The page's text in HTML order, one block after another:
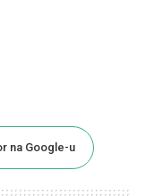
na Google-u